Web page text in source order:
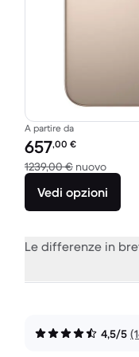
A partire da
Prezzo del
657,00 €
1239,00 € nuovo
Vedi opzioni
Le differenze in
4,5/5